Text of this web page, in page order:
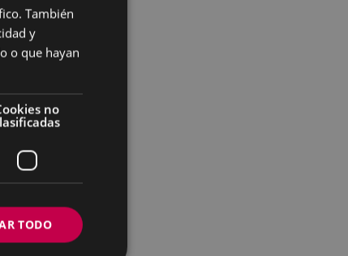
BASQUE
También
y
o que hayan
no
TODO